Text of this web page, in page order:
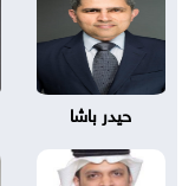
حيدر باشا